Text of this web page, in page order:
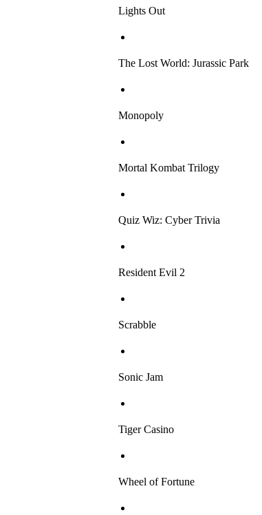
Lights Out
The Lost World: Jurassic Park
Monopoly
Mortal Kombat Trilogy
Quiz Wiz: Cyber Trivia
Resident Evil 2
Scrabble
Sonic Jam
Tiger Casino
Wheel of Fortune